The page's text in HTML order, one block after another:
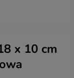
x 10 cm